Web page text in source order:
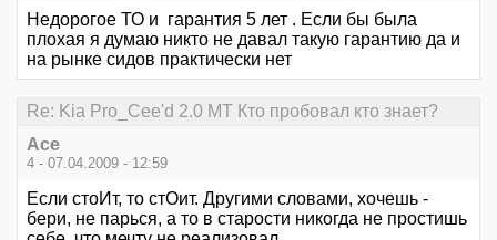
Недорогое ТО и гарантия 5 лет . Если бы была
плохая я думаю никто не давал такую гарантию да и
на рынке сидов практически нет
Re: Kia Pro_Cee'd 2.0 MT Кто пробовал кто знает?
Ace
4 - 07.04.2009 - 12:59
Если стоИт, то стОит. Другими словами, хочешь -
бери, не парься, а то в старости никогда не простишь